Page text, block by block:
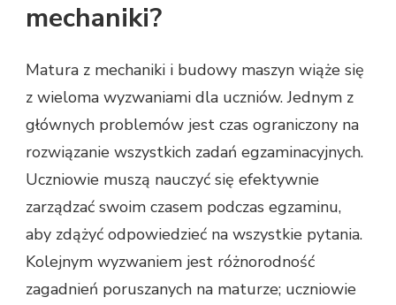
mechaniki?
Matura z mechaniki i budowy maszyn wiąże się
z wieloma wyzwaniami dla uczniów. Jednym z
głównych problemów jest czas ograniczony na
rozwiązanie wszystkich zadań egzaminacyjnych.
Uczniowie muszą nauczyć się efektywnie
zarządzać swoim czasem podczas egzaminu,
aby zdążyć odpowiedzieć na wszystkie pytania.
Kolejnym wyzwaniem jest różnorodność
zagadnień poruszanych na maturze; uczniowie